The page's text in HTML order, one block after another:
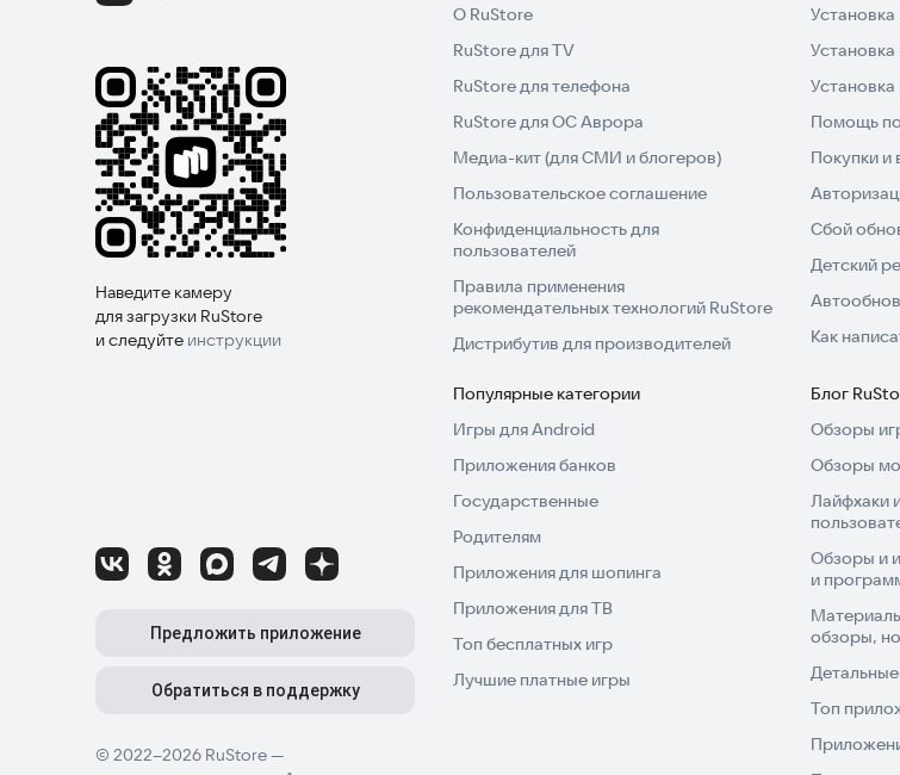
Наведите камеру
для загрузки RuStore
и следуйте инструкции
© 2022–2026 RuStore —
Предложить приложение
Обратиться в поддержку
О RuStore
RuStore для TV
RuStore для телефона
RuStore для ОС Аврора
Медиа-кит (для СМИ и блогеров)
Пользовательское соглашение
Конфиденциальность для
пользователей
Правила применения
рекомендательных технологий RuStore
Дистрибутив для производителей
Помощь
Покупки и
Сбой
Детский
Как
Популярные категории
Игры для Android
Приложения банков
Государственные
Родителям
Приложения для шопинга
Приложения для ТВ
Топ бесплатных игр
Лучшие платные игры
Блог
Обзоры
Обзоры
Лайфхаки
Обзоры и
и
обзоры,
Топ